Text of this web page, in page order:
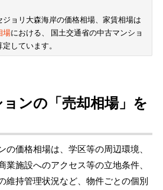
ョリ大森海岸の価格相場、家賃相場は
場における、 国土交通省の中古マンショ
しています。
ンの「売却相場」を
の価格相場は、学区等の周辺環境、
施設へのアクセス等の立地条件、
維持管理状況など、物件ごとの個別